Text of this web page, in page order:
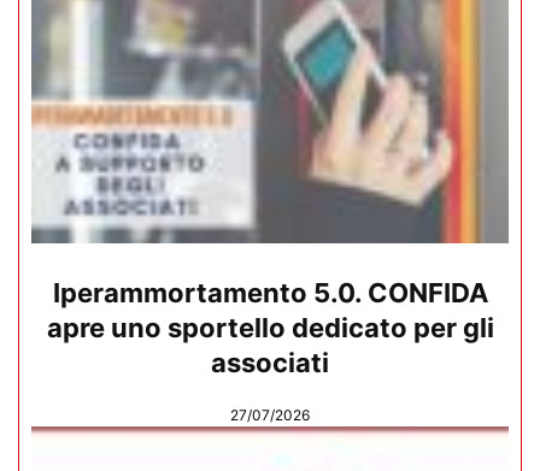
Iperammortamento 5.0. CONFIDA
apre uno sportello dedicato per gli
associati
27/07/2026